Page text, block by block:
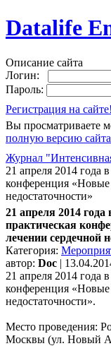
Datalife
Описание сайта
Логин:
Пароль:
Регистрация на сайте!
Вы просматриваете
полную версию
Журнал
21 апреля 2014 года
конференция «Новые
недостаточности»
21 апреля 2014
практическая
лечении сердечной
Категория:
автор: Doc |
21 апреля 2014 года
конференция «Новые
недостаточности».
Место проведения:
Москвы (ул. Новый